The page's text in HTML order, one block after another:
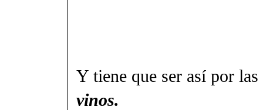
Y tiene que ser así por las
vinos.